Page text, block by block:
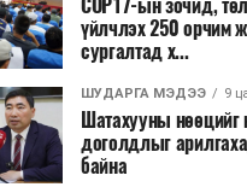
COP17-ын зочид,
үйлчлэх 250 орчим
сургалтад х...
ШУДАРГА МЭДЭЭ 9
Шатахууны нөөцийг
доголдлыг
байна